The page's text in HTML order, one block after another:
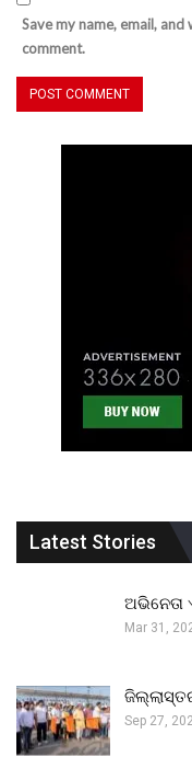
Save my name, email,
comment.
Latest Stories
ଅଭିନେତା
Mar 31,
Sep 27,